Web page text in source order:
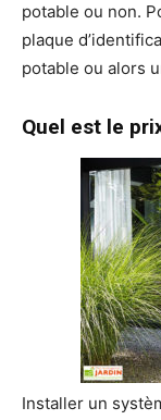
potable ou non.
plaque
potable ou alors
Quel est le
Installer un